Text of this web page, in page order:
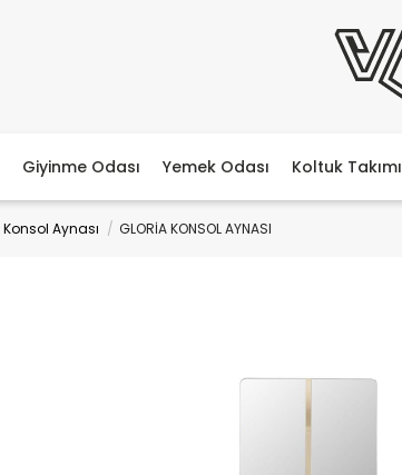
Giyinme Odası Yemek Odası Koltuk Takımı
Konsol Aynası GLORİA KONSOL AYNASI